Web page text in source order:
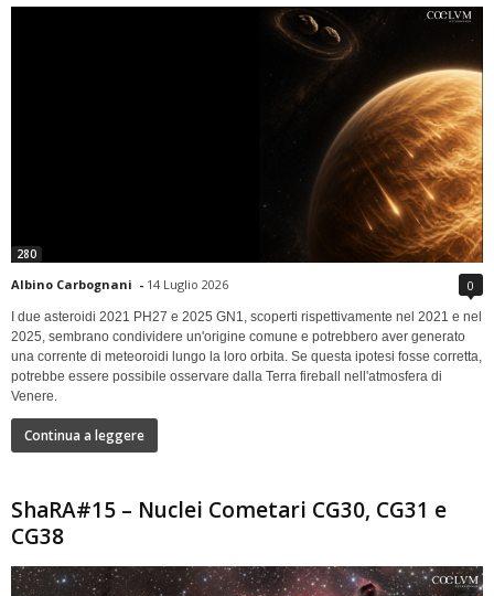
280
Albino Carbognani - 14 Luglio 2026 0
I due asteroidi 2021 PH27 e 2025 GN1, scoperti rispettivamente nel 2021 e nel
2025, sembrano condividere un'origine comune e potrebbero aver generato
una corrente di meteoroidi lungo la loro orbita. Se questa ipotesi fosse corretta,
potrebbe essere possibile osservare dalla Terra fireball nell'atmosfera di
Venere.
Continua a leggere
ShaRA#15 – Nuclei Cometari CG30, CG31 e
CG38